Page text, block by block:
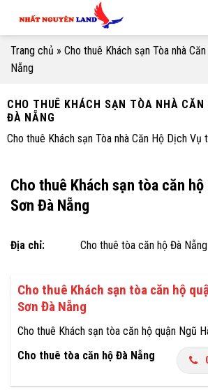
content
Trang chủ » Cho thuê Khách sạn Tòa nhà
Nẵng
CHO THUÊ KHÁCH SẠN TÒA NHÀ
ĐÀ NẴNG
Cho thuê Khách sạn Tòa nhà Căn Hộ Dịch Vụ
Cho thuê Khách sạn tòa căn hộ
Sơn Đà Nẵng
Địa chỉ: Cho thuê tòa căn hộ Đà Nẵng
Cho thuê Khách sạn tòa căn hộ
Sơn Đà Nẵng
Cho thuê Khách sạn tòa căn hộ quận Ngũ
Cho thuê tòa căn hộ Đà Nẵng